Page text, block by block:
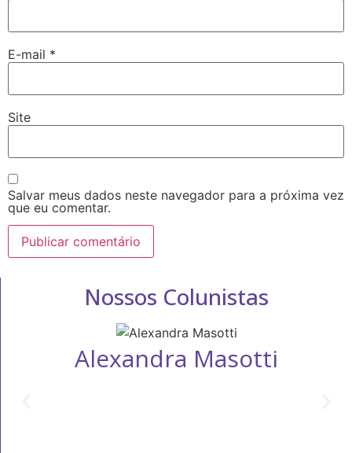
E-mail *
Site
Salvar meus dados neste navegador para a próxima vez
que eu comentar.
Nossos Colunistas
Alexandra Masotti